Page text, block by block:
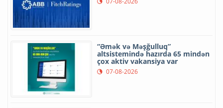
“Əmək və Məşğulluq”
altsistemində hazırda 65 mindən
çox aktiv vakansiya var
07-08-2026